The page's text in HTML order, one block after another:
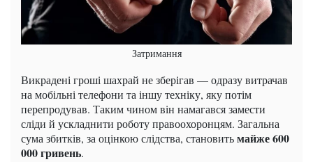
Затримання
Викрадені гроші шахрай не зберігав — одразу витрачав
на мобільні телефони та іншу техніку, яку потім
перепродував. Таким чином він намагався замести
сліди й ускладнити роботу правоохоронцям. Загальна
сума збитків, за оцінкою слідства, становитьмайже 600
000 гривень.